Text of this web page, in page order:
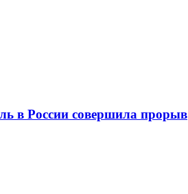
в России совершила прорыв